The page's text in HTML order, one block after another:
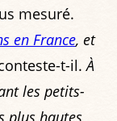
mesuré.
en France, et
t-il.À
les petits-
plus hautes